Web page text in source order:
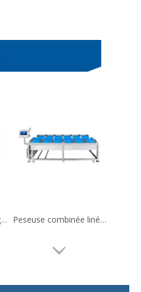
Trieuse pondérale de grande capacité pour carton complet de produits Peseuse combinée linéaire à 12 têtes pour steak Durian